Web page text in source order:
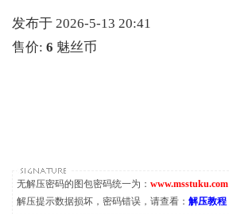
发布于 2026-5-13 20:41
售价: 6 魅丝币
无解压密码的图包密码统一为： www.msstuku.com
解压提示数据损坏，密码错误，请查看： 解压教程